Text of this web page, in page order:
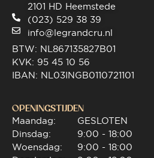
2101 HD Heemstede
(023) 529 38 39
info@legrandcru.nl
BTW: NL867135827B01
KVK: 95 45 10 56
IBAN: NL03INGB0110721101
OPENINGSTIJDEN
Maandag:
Dinsdag:
Woensdag:
GESLOTEN
9:00 - 18:00
9:00 - 18:00